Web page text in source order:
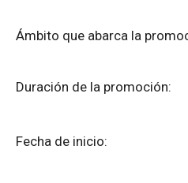
Ámbito que abarca la
Duración de la
Fecha de inicio: 3